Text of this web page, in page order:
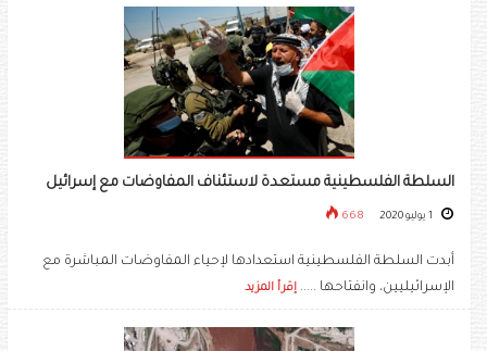
السلطة الفلسطينية مستعدة لاستئناف المفاوضات مع إسرائيل
668
أبدت السلطة الفلسطينية استعدادها لإحياء المفاوضات المباشرة مع
الإسرائيليين، وانفتاحها ..... إقرأ المزيد